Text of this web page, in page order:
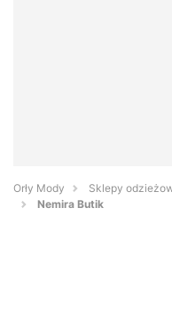
Orły Mody
Sklepy
Nemira Butik